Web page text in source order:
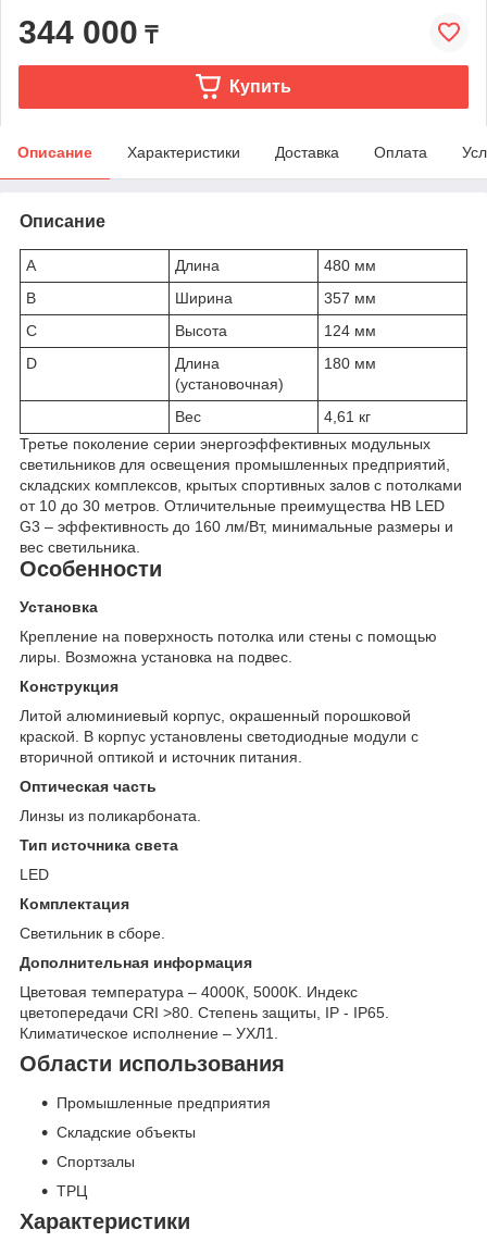
344 000 ₸
Купить
Описание Характеристики Доставка Оплата
Описание
A Длина
480 мм
B
Ширина
357 мм
C
Высота
124 мм
D
Длина
(установочная)
180 мм
Вес
4,61 кг
Третье поколение серии энергоэффективных модульных
светильников для освещения промышленных предприятий,
складских комплексов, крытых спортивных залов с потолками
от 10 до 30 метров. Отличительные преимущества HB LED
G3 – эффективность до 160 лм/Вт, минимальные размеры и
вес светильника.
Особенности
Установка
Крепление на поверхность потолка или стены с помощью
лиры. Возможна установка на подвес.
Конструкция
Литой алюминиевый корпус, окрашенный порошковой
краской. В корпус установлены светодиодные модули с
вторичной оптикой и источник питания.
Оптическая часть
Линзы из поликарбоната.
Тип источника света
LED
Комплектация
Светильник в сборе.
Дополнительная информация
Цветовая температура – 4000К, 5000K. Индекс
цветопередачи CRI >80. Степень защиты, IP - IP65.
Климатическое исполнение – УХЛ1.
Области использования
Промышленные предприятия
Складские объекты
Спортзалы
ТРЦ
Характеристики